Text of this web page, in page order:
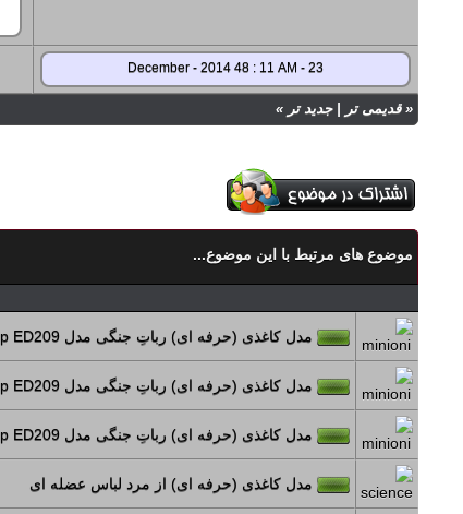
23 - December - 2014 48 : 11 AM
«قدیمی تر |جدید تر »
موضوع های مرتبط با این موضوع...
مدل کاغذی (حرفه ای) رباتِ جنگی مدل Robocop ED209 (بخش سوم-نهایی)
مدل کاغذی (حرفه ای) رباتِ جنگی مدل Robocop ED209 (بخش دوم)
مدل کاغذی (حرفه ای) رباتِ جنگی مدل Robocop ED209 (بخش یکم)
مدل کاغذی (حرفه ای) از مرد لباس عضله ای